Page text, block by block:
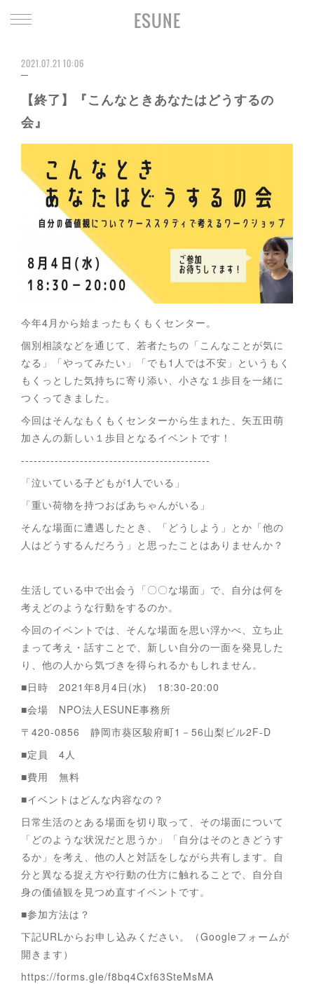
ESUNE
2021.07.21 10:06
【終了】『こんなときあなたはどうするの
会』
今年4月から始まったもくもくセンター。
個別相談などを通じて、若者たちの「こんなことが気に
なる」「やってみたい」「でも1人では不安」というもく
もくっとした気持ちに寄り添い、小さな１歩目を一緒に
つくってきました。
今回はそんなもくもくセンターから生まれた、矢五田萌
加さんの新しい１歩目となるイベントです！
---------------------------------------------
「泣いている子どもが1人でいる」
「重い荷物を持つおばあちゃんがいる」
そんな場面に遭遇したとき、「どうしよう」とか「他の
人はどうするんだろう」と思ったことはありませんか？
生活している中で出会う「〇〇な場面」で、自分は何を
考えどのような行動をするのか。
今回のイベントでは、そんな場面を思い浮かべ、立ち止
まって考え・話すことで、新しい自分の一面を発見した
り、他の人から気づきを得られるかもしれません。
■日時 2021年8月4日(水) 18:30-20:00
■会場 NPO法人ESUNE事務所
〒420-0856 静岡市葵区駿府町1－56山梨ビル2F-D
■定員 4人
■費用 無料
■イベントはどんな内容なの？
日常生活のとある場面を切り取って、その場面について
「どのような状況だと思うか」「自分はそのときどうす
るか」を考え、他の人と対話をしながら共有します。自
分と異なる捉え方や行動の仕方に触れることで、自分自
身の価値観を見つめ直すイベントです。
■参加方法は？
下記URLからお申し込みください。（Googleフォームが
開きます）
https://forms.gle/f8bq4Cxf63SteMsMA